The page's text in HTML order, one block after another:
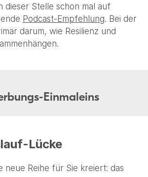
dieser Stelle schon mal auf
Podcast-Empfehlung. Bei der
darum, wie Resilienz und
Einmaleins
Lücke
neue Reihe für Sie kreiert: das